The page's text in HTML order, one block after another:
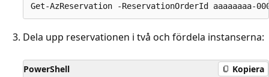
Dela upp reservationen i två och fördela instanserna:
PowerShell Kopiera